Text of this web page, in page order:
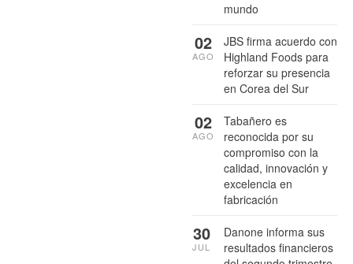
mundo
JBS firma acuerdo con
Highland Foods para
reforzar su presencia
en Corea del Sur
02
AGO
Tabañero es
reconocida por su
compromiso con la
calidad, innovación y
excelencia en
fabricación
02
AGO
Danone informa sus
resultados financieros
30
JUL